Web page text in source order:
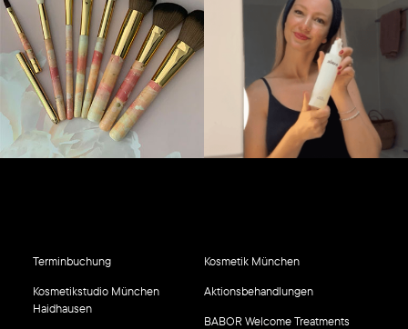
Terminbuchung
Kosmetikstudio München
Haidhausen
Kosmetik München
Aktionsbehandlungen
BABOR Welcome Treatments